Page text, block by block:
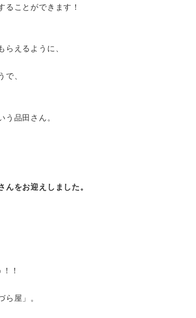
ことができます！
えるように、
、
品田さん。
をお迎えしました。
！
屋」。